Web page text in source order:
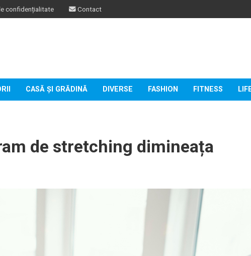
confidențialitate Contact
CASĂ ȘI GRĂDINĂ DIVERSE FASHION FITNESS
de stretching dimineața